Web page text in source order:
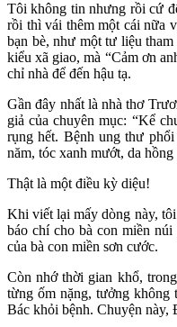
Tôi không tin nhưng rồi cứ
rồi thì vái thêm một cái nữa
bạn bè, như một tư liệu
kiểu xã giao, mà “Cảm ơn
chỉ nhà để đến hậu tạ.
Gần đây nhất là nhà thơ
giả của chuyên mục: “Kể
rụng hết. Bệnh ung thư
năm, tóc xanh mướt, da hồng
Thật là một điều kỳ diệu!
Khi viết lại mấy dòng này,
báo chí cho bà con miền
của bà con miền sơn cước.
Còn nhớ thời gian khổ,
từng ốm nặng, tưởng không
Bác khỏi bệnh. Chuyện